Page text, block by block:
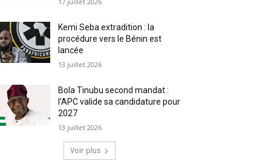
Kemi Seba extradition : la
procédure vers le Bénin est
lancée
13 juillet 2026
Bola Tinubu second mandat :
l’APC valide sa candidature pour
2027
13 juillet 2026
Voir plus